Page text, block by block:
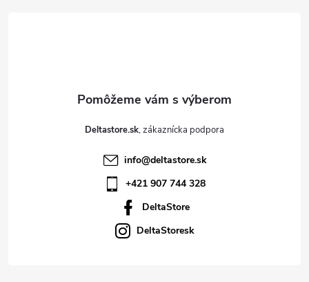
Deltastore.sk
info@deltastore.sk
+421 907 744 328
DeltaStore
DeltaStoresk